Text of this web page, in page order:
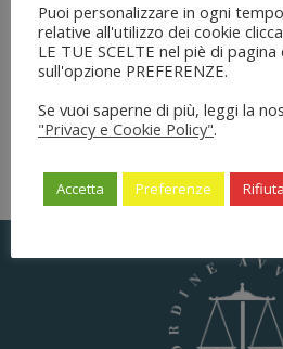
5 Agosto 2026
Legge 28 Luglio
Dell’ordinamento
Puoi personalizzare in ogni
relative all'utilizzo dei cookie
LE TUE SCELTE nel piè di
sull'opzione PREFERENZE.
Se vuoi saperne di più, leggi la
"Privacy e Cookie Policy".
Accetta Preferenze Rifiuta